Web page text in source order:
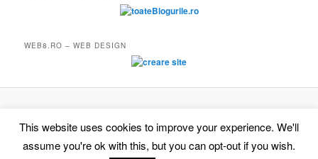
WEB8.RO – WEB DESIGN
This website uses cookies to improve your experience. We'll
assume you're ok with this, but you can opt-out if you wish.